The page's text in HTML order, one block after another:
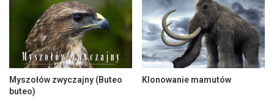
Myszołów zwyczajny (Buteo
buteo)
Klonowanie mamutów